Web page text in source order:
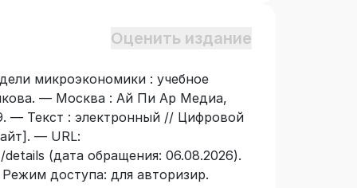
по направлению подготовки
обучающимися по
(в экономике)» при
методы в экономике».
Оценить издание
микроэкономики : учебное
— Москва : Ай Пи Ар Медиа,
— Текст : электронный // Цифровой
— URL:
(дата обращения: 06.08.2026).
доступа: для авторизир.